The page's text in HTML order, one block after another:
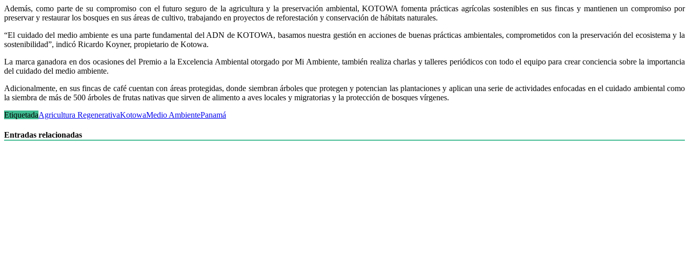
Además, como parte de su compromiso con el futuro seguro de la agricultura y la preservación ambiental, KOTOWA fomenta prácticas agrícolas sostenibles en sus fincas y mantienen un compromiso por
preservar y restaurar los bosques en sus áreas de cultivo, trabajando en proyectos de reforestación y conservación de hábitats naturales.
“El cuidado del medio ambiente es una parte fundamental del ADN de KOTOWA, basamos nuestra gestión en acciones de buenas prácticas ambientales, comprometidos con la preservación del ecosistema y la
sostenibilidad”, indicó Ricardo Koyner, propietario de Kotowa.
La marca ganadora en dos ocasiones del Premio a la Excelencia Ambiental otorgado por Mi Ambiente, también realiza charlas y talleres periódicos con todo el equipo para crear conciencia sobre la importancia
del cuidado del medio ambiente.
Adicionalmente, en sus fincas de café cuentan con áreas protegidas, donde siembran árboles que protegen y potencian las plantaciones y aplican una serie de actividades enfocadas en el cuidado ambiental como
la siembra de más de 500 árboles de frutas nativas que sirven de alimento a aves locales y migratorias y la protección de bosques vírgenes.
EtiquetadaAgricultura RegenerativaKotowaMedio AmbientePanamá
Entradas relacionadas